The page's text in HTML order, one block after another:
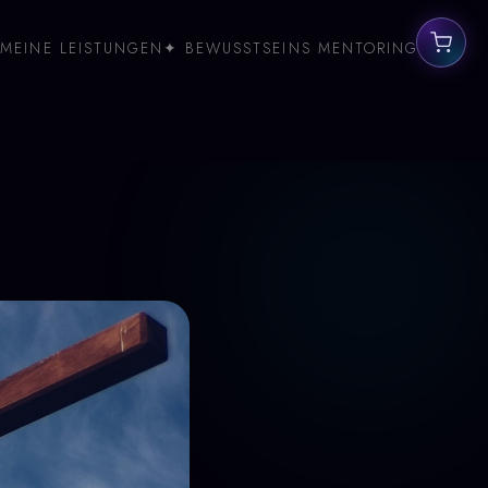
LEISTUNGEN ✦ BEWUSSTSEINS MENTORING